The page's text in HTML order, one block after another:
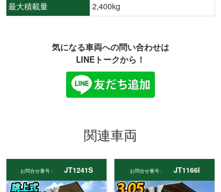
最大積載量
2,400kg
気になる車両への問い合わせは
LINEトークから！
関連車両
お問合せ番号 : JT1241S お問合せ番号 : JT1166I